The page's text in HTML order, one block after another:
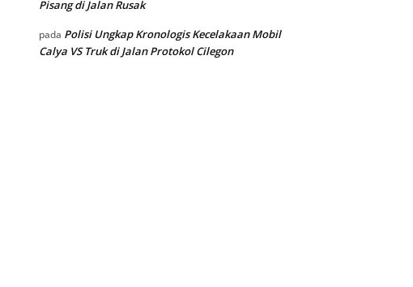
Pisang di Jalan Rusak
pada Polisi Ungkap Kronologis Kecelakaan Mobil
Calya VS Truk di Jalan Protokol Cilegon